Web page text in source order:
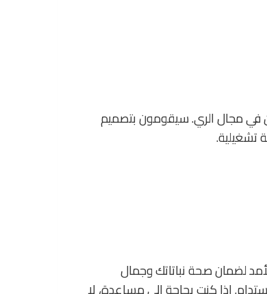
في مجال الري. سيقومون بتصميم
تشغيلية.
لضمان صحة نباتاتك وجمال